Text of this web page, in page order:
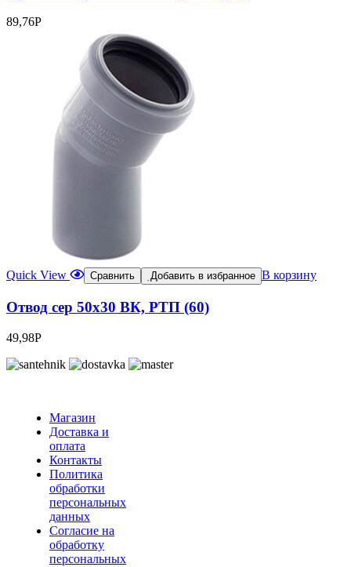
89,76Р
Quick View Сравнить Добавить в избранное В корзину
Отвод сер 50х30 ВК, РТП (60)
49,98Р
Магазин
Доставка и
оплата
Контакты
Политика
обработки
персональных
данных
Согласие на
обработку
персональных